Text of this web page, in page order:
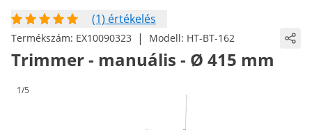
(1) értékelés
Termékszám: EX10090323 | Modell: HT-BT-162
Trimmer - manuális - Ø 415 mm
1/5